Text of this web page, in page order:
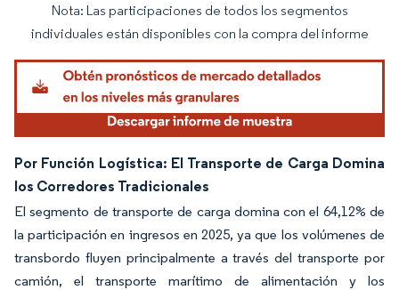
Imagen © Mordor Intelligence. El uso requiere atribución según CC BY 4.0.
Nota: Las participaciones de todos los segmentos
individuales están disponibles con la compra del informe
Por Función Logística: El Transporte de Carga Domina
los Corredores Tradicionales
El segmento de transporte de carga domina con el 64,12% de
la participación en ingresos en 2025, ya que los volúmenes de
transbordo fluyen principalmente a través del transporte por
camión, el transporte marítimo de alimentación y los